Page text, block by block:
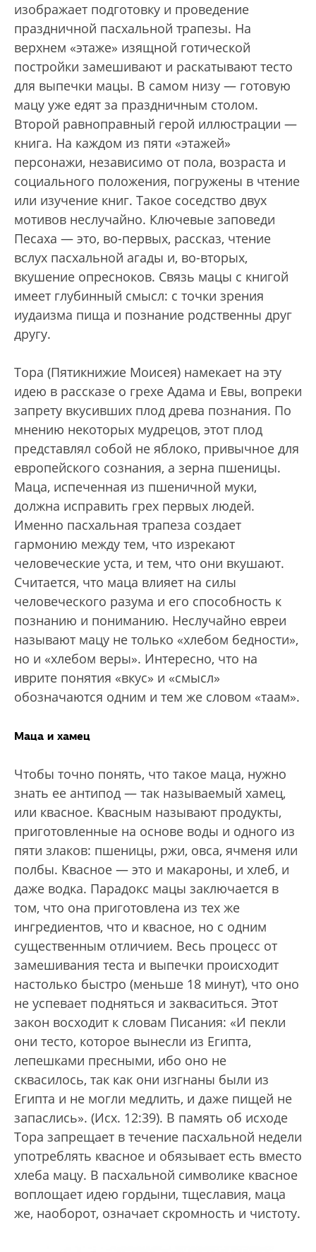
изображает подготовку и проведение
праздничной пасхальной трапезы. На
верхнем «этаже» изящной готической
постройки замешивают и раскатывают тесто
для выпечки мацы. В самом низу — готовую
мацу уже едят за праздничным столом.
Второй равноправный герой иллюстрации —
книга. На каждом из пяти «этажей»
персонажи, независимо от пола, возраста и
социального положения, погружены в чтение
или изучение книг. Такое соседство двух
мотивов неслучайно. Ключевые заповеди
Песаха — это, во-первых, рассказ, чтение
вслух пасхальной агады и, во-вторых,
вкушение опресноков. Связь мацы с книгой
имеет глубинный смысл: с точки зрения
иудаизма пища и познание родственны друг
другу.
Тора (Пятикнижие Моисея) намекает на эту
идею в рассказе о грехе Адама и Евы, вопреки
запрету вкусивших плод древа познания. По
мнению некоторых мудрецов, этот плод
представлял собой не яблоко, привычное для
европейского сознания, а зерна пшеницы.
Маца, испеченная из пшеничной муки,
должна исправить грех первых людей.
Именно пасхальная трапеза создает
гармонию между тем, что изрекают
человеческие уста, и тем, что они вкушают.
Считается, что маца влияет на силы
человеческого разума и его способность к
познанию и пониманию. Неслучайно евреи
называют мацу не только «хлебом бедности»,
но и «хлебом веры». Интересно, что на
иврите понятия «вкус» и «смысл»
обозначаются одним и тем же словом «таам».
Маца и хамец
Чтобы точно понять, что такое маца, нужно
знать ее антипод — так называемый хамец,
или квасное. Квасным называют продукты,
приготовленные на основе воды и одного из
пяти злаков: пшеницы, ржи, овса, ячменя или
полбы. Квасное — это и макароны, и хлеб, и
даже водка. Парадокс мацы заключается в
том, что она приготовлена из тех же
ингредиентов, что и квасное, но с одним
существенным отличием. Весь процесс от
замешивания теста и выпечки происходит
настолько быстро (меньше 18 минут), что оно
не успевает подняться и закваситься. Этот
закон восходит к словам Писания: «И пекли
они тесто, которое вынесли из Египта,
лепешками пресными, ибо оно не
сквасилось, так как они изгнаны были из
Египта и не могли медлить, и даже пищей не
запаслись». (Исх. 12:39). В память об исходе
Тора запрещает в течение пасхальной недели
употреблять квасное и обязывает есть вместо
хлеба мацу. В пасхальной символике квасное
воплощает идею гордыни, тщеславия, маца
же, наоборот, означает скромность и чистоту.